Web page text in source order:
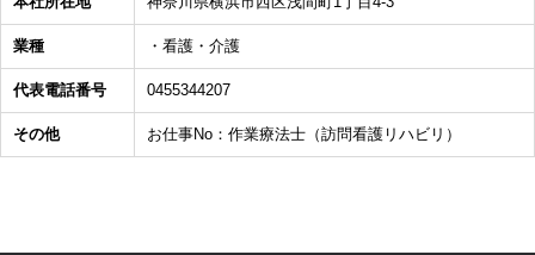
業種 ・看護・介護
代表電話番号 0455344207
その他 お仕事No：作業療法士（訪問看護リハビリ）